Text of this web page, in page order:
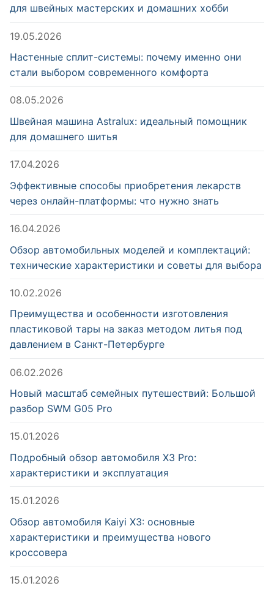
для швейных мастерских и домашних хобби
19.05.2026
Настенные сплит-системы: почему именно они
стали выбором современного комфорта
08.05.2026
Швейная машина Astralux: идеальный помощник
для домашнего шитья
17.04.2026
Эффективные способы приобретения лекарств
через онлайн-платформы: что нужно знать
16.04.2026
Обзор автомобильных моделей и комплектаций:
технические характеристики и советы для выбора
10.02.2026
Преимущества и особенности изготовления
пластиковой тары на заказ методом литья под
давлением в Санкт-Петербурге
06.02.2026
Новый масштаб семейных путешествий: Большой
разбор SWM G05 Pro
15.01.2026
Подробный обзор автомобиля X3 Pro:
характеристики и эксплуатация
15.01.2026
Обзор автомобиля Kaiyi X3: основные
характеристики и преимущества нового
кроссовера
15.01.2026